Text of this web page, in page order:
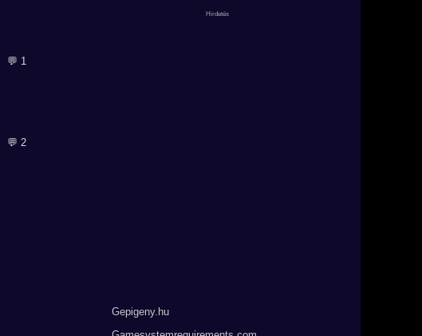
💬 1
💬 2
Gepigeny.hu